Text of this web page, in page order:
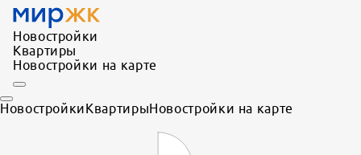
Новостройки
Квартиры
Новостройки на карте
НовостройкиКвартирыНовостройки на карте